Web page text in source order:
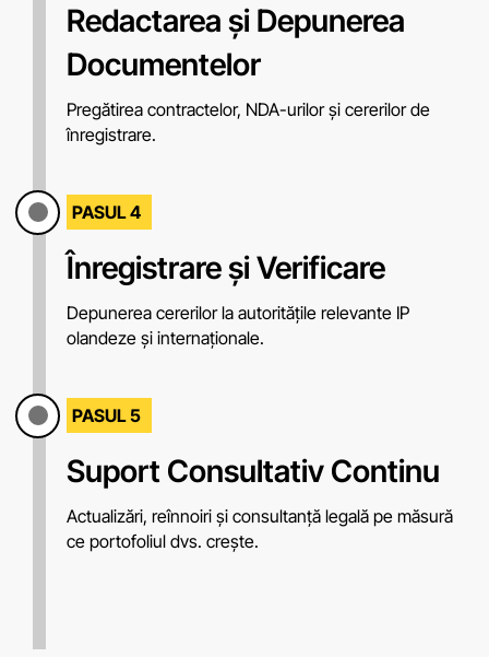
Redactarea și Depunerea
Documentelor
Pregătirea contractelor, NDA-urilor și cererilor de
înregistrare.
PASUL 4
Înregistrare și Verificare
Depunerea cererilor la autoritățile relevante IP
olandeze și internaționale.
PASUL 5
Suport Consultativ Continu
Actualizări, reînnoiri și consultanță legală pe măsură
ce portofoliul dvs. crește.